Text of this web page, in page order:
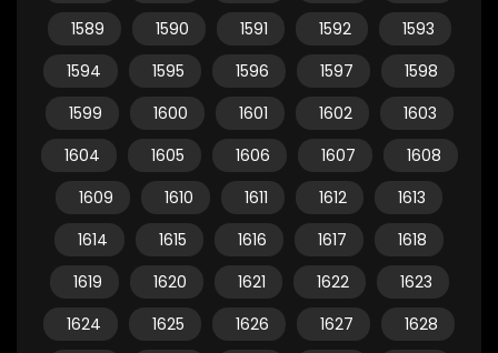
1589
1590 1591 1592
1593
1594
1595 1596 1597
1598
1599
1600 1601 1602
1603
1604
1605 1606 1607
1608
1609
1610 1611 1612
1613
1614
1615 1616 1617
1618
1619
1620 1621 1622
1623
1624
1625 1626 1627
1628